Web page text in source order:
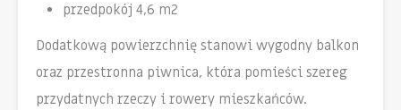
przedpokój 4,6 m2
Dodatkową powierzchnię stanowi wygodny balkon
oraz przestronna piwnica, która pomieści szereg
przydatnych rzeczy i rowery mieszkańców.